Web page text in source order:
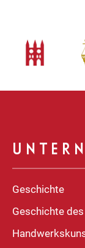
Geschichte
Geschichte